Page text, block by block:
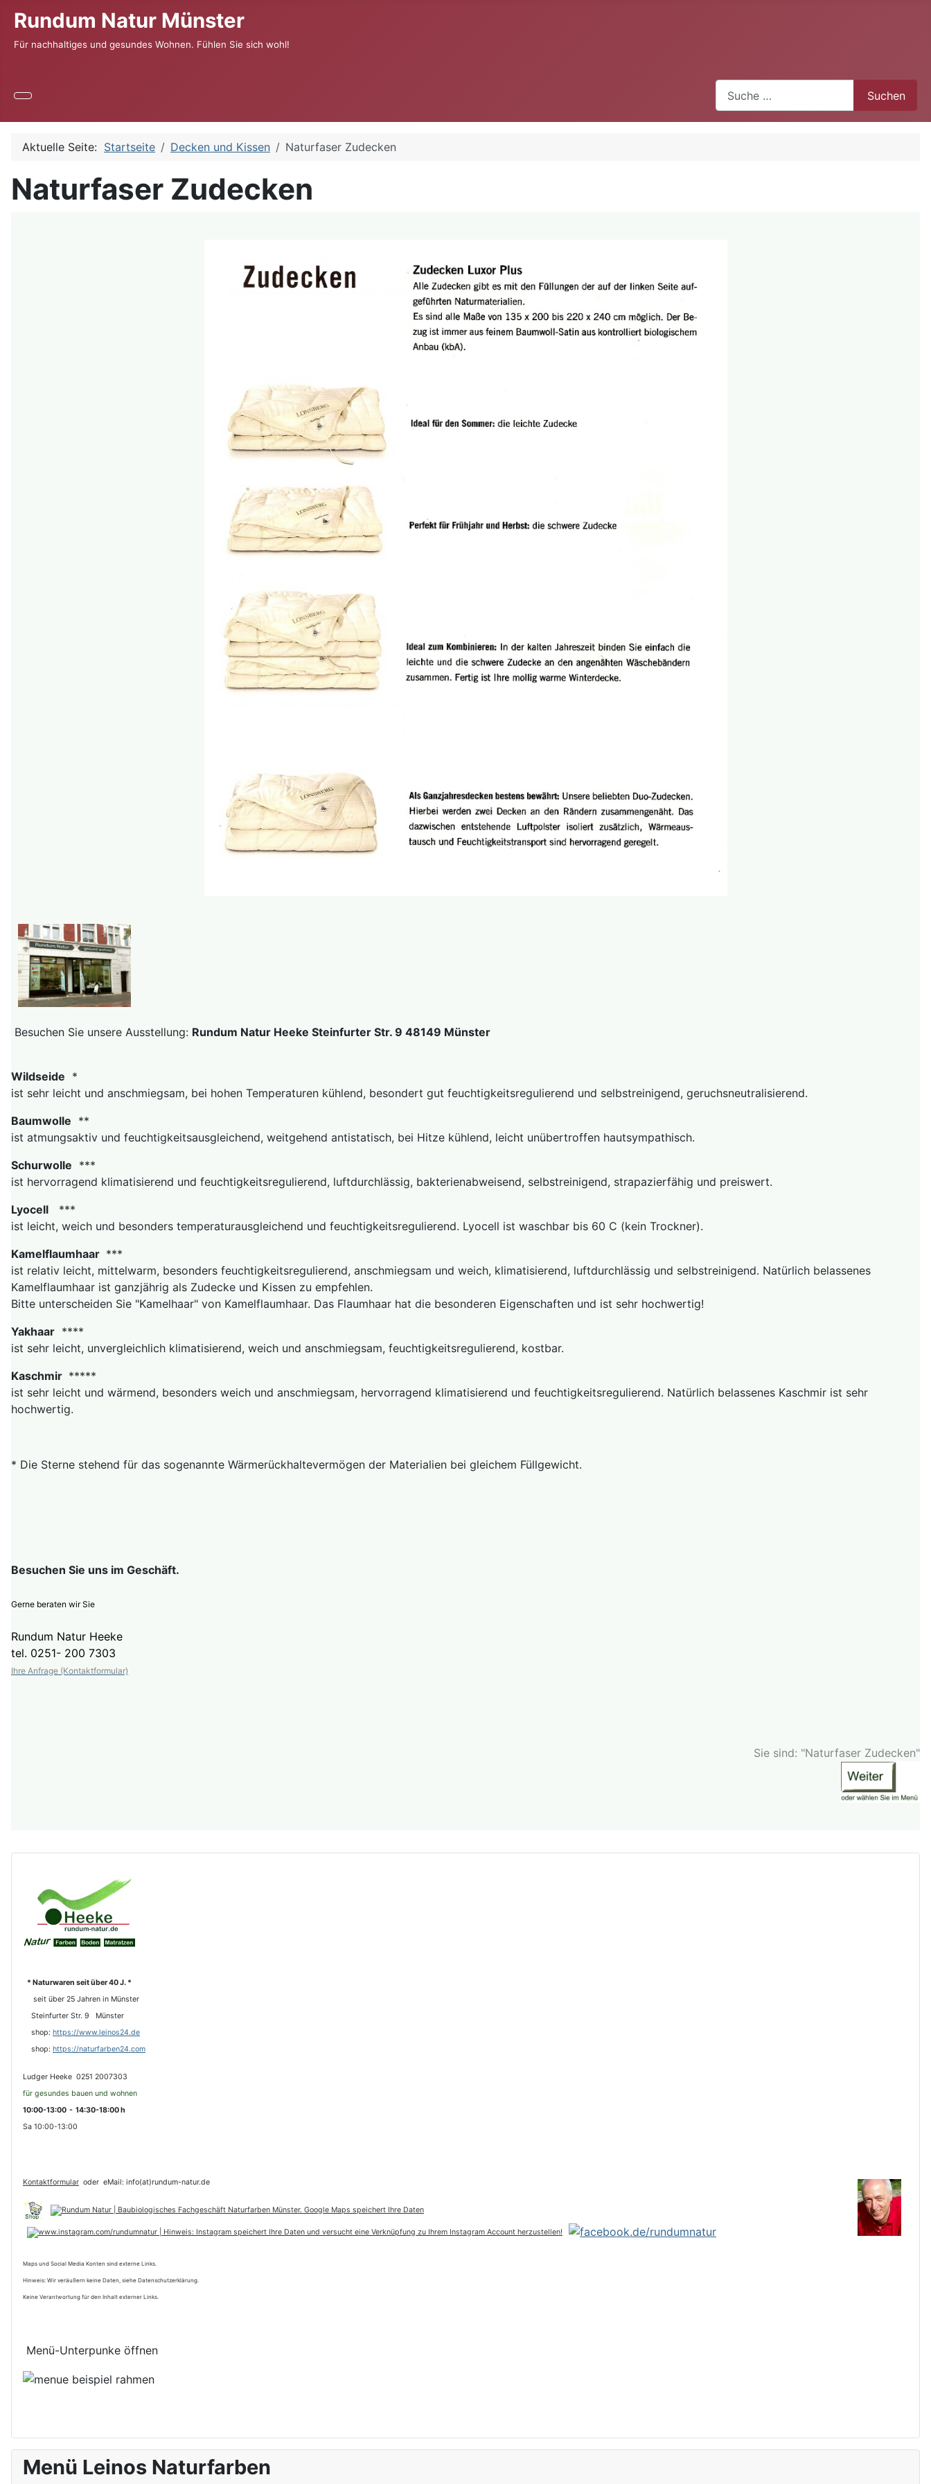
Rundum Natur Münster
Für nachhaltiges und gesundes Wohnen. Fühlen Sie sich wohl!
Suchen
Aktuelle Seite: Startseite Decken und Kissen Naturfaser Zudecken
Naturfaser Zudecken
Besuchen Sie unsere Ausstellung: Rundum Natur Heeke Steinfurter Str. 9 48149 Münster
Wildseide *
ist sehr leicht und anschmiegsam, bei hohen Temperaturen kühlend, besondert gut feuchtigkeitsregulierend und selbstreinigend, geruchsneutralisierend.
Baumwolle **
ist atmungsaktiv und feuchtigkeitsausgleichend, weitgehend antistatisch, bei Hitze kühlend, leicht unübertroffen hautsympathisch.
Schurwolle ***
ist hervorragend klimatisierend und feuchtigkeitsregulierend, luftdurchlässig, bakterienabweisend, selbstreinigend, strapazierfähig und preiswert.
Lyocell ***
ist leicht, weich und besonders temperaturausgleichend und feuchtigkeitsregulierend. Lyocell ist waschbar bis 60 C (kein Trockner).
Kamelflaumhaar ***
ist relativ leicht, mittelwarm, besonders feuchtigkeitsregulierend, anschmiegsam und weich, klimatisierend, luftdurchlässig und selbstreinigend. Natürlich belassenes
Kamelflaumhaar ist ganzjährig als Zudecke und Kissen zu empfehlen.
Bitte unterscheiden Sie "Kamelhaar" von Kamelflaumhaar. Das Flaumhaar hat die besonderen Eigenschaften und ist sehr hochwertig!
Yakhaar ****
ist sehr leicht, unvergleichlich klimatisierend, weich und anschmiegsam, feuchtigkeitsregulierend, kostbar.
Kaschmir *****
ist sehr leicht und wärmend, besonders weich und anschmiegsam, hervorragend klimatisierend und feuchtigkeitsregulierend. Natürlich belassenes Kaschmir ist sehr
hochwertig.
* Die Sterne stehend für das sogenannte Wärmerückhaltevermögen der Materialien bei gleichem Füllgewicht.
Besuchen Sie uns im Geschäft.
Gerne beraten wir Sie
Rundum Natur Heeke
tel. 0251- 200 7303
Ihre Anfrage (Kontaktformular)
Sie sind: "Naturfaser Zudecken"
* Naturwaren seit über 40 J. *
seit über 25 Jahren in Münster
Steinfurter Str. 9 Münster
shop: https://www.leinos24.de
shop: https://naturfarben24.com
Ludger Heeke 0251 2007303
für gesundes bauen und wohnen
10:00-13:00 - 14:30-18:00 h
Sa 10:00-13:00
Kontaktformular oder eMail: info(at)rundum-natur.de
Maps und Social Media Konten sind externe Links.
Hinweis: Wir veräußern keine Daten, siehe Datenschutzerklärung.
Keine Verantwortung für den Inhalt externer Links.
Menü-Unterpunke öffnen
Menü Leinos Naturfarben